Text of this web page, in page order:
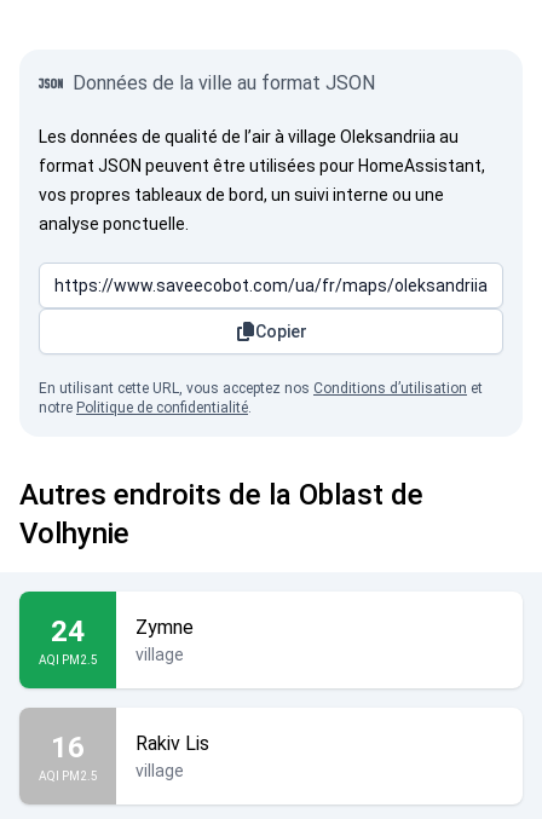
Données de la ville au format JSON
Les données de qualité de l’air à village Oleksandriia au
format JSON peuvent être utilisées pour HomeAssistant,
vos propres tableaux de bord, un suivi interne ou une
analyse ponctuelle.
Copier
En utilisant cette URL, vous acceptez nos Conditions d’utilisation et
notre Politique de confidentialité.
Autres endroits de la Oblast de
Volhynie
24
AQI PM2.5
Zymne
village
16
AQI PM2.5
Rakiv Lis
village